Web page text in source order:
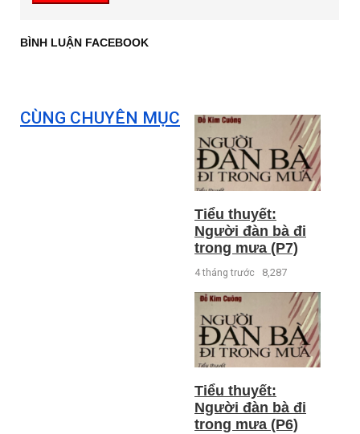
BÌNH LUẬN FACEBOOK
CÙNG CHUYÊN MỤC
Tiểu thuyết:
Người đàn bà đi
trong mưa (P7)
4 tháng trước 8,287
Tiểu thuyết:
Người đàn bà đi
trong mưa (P6)